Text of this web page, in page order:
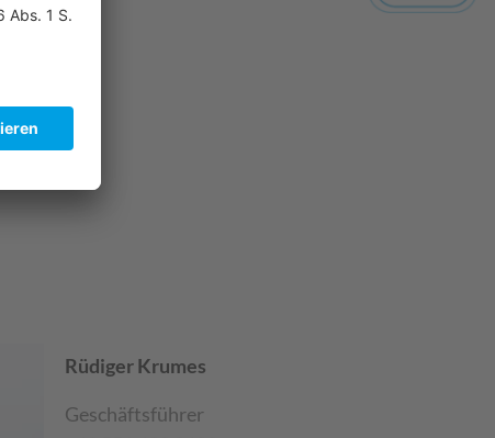
Rüdiger Krumes
Geschäftsführer